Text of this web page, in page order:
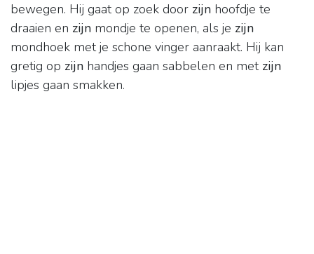
bewegen. Hij gaat op zoek door zijn hoofdje te
draaien en zijn mondje te openen, als je zijn
mondhoek met je schone vinger aanraakt. Hij kan
gretig op zijn handjes gaan sabbelen en met zijn
lipjes gaan smakken.